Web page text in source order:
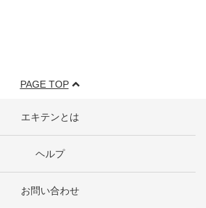
PAGE TOP
エキテンとは
ヘルプ
お問い合わせ